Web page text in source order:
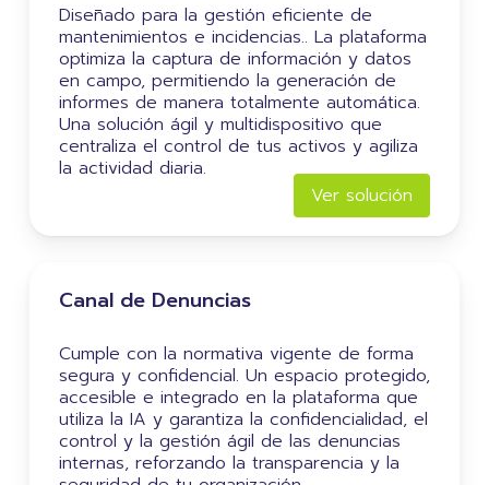
Diseñado para la gestión eficiente de
mantenimientos e incidencias.. La plataforma
optimiza la captura de información y datos
en campo, permitiendo la generación de
informes de manera totalmente automática.
Una solución ágil y multidispositivo que
centraliza el control de tus activos y agiliza
la actividad diaria.
Ver solución
Canal de Denuncias
Cumple con la normativa vigente de forma
segura y confidencial. Un espacio protegido,
accesible e integrado en la plataforma que
utiliza la IA y garantiza la confidencialidad, el
control y la gestión ágil de las denuncias
internas, reforzando la transparencia y la